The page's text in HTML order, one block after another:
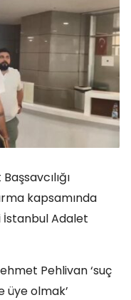
kapsamında
İstanbul Adalet
Pehlivan ‘suç
üye olmak’